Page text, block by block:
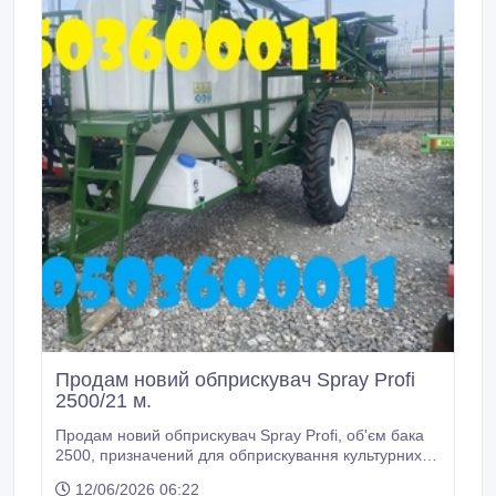
Продам новий обприскувач Spray Profi
2500/21 м.
Продам новий обприскувач Spray Profi, об'єм бака
2500, призначений для обприскування культурних
12/06/2026 06:22